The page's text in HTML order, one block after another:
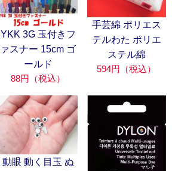
YKK 3G 玉付きフ
ァスナー 15cm ゴ
ールド
88円（税込）
手芸綿 ポリエス
テルわた ポリエ
ステル綿
594円（税込）
動眼 動く目玉 ぬ